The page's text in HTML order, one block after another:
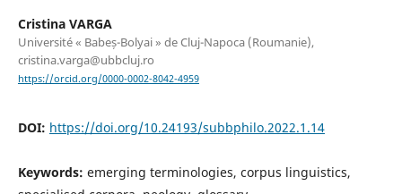
Cristina VARGA
Université « Babeș-Bolyai » de Cluj-Napoca (Roumanie),
cristina.varga@ubbcluj.ro
https://orcid.org/0000-0002-8042-4959
DOI: https://doi.org/10.24193/subbphilo.2022.1.14
Keywords: emerging terminologies, corpus linguistics,